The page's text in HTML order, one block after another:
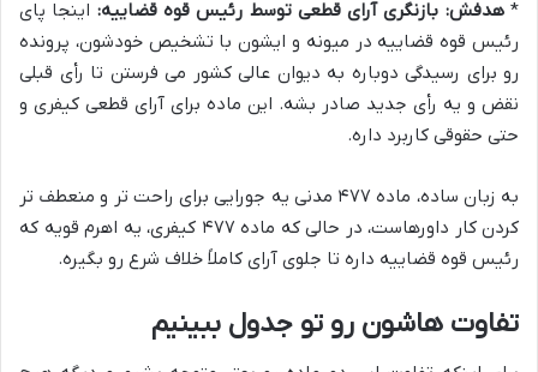
*هدفش: بازنگری آرای قطعی توسط رئیس قوه قضاییه: اینجا پای
رئیس قوه قضاییه در میونه و ایشون با تشخیص خودشون، پرونده
رو برای رسیدگی دوباره به دیوان عالی کشور می فرستن تا رأی قبلی
نقض و یه رأی جدید صادر بشه. این ماده برای آرای قطعی کیفری و
حتی حقوقی کاربرد داره.
به زبان ساده، ماده ۴۷۷ مدنی یه جورایی برای راحت تر و منعطف تر
کردن کار داورهاست، در حالی که ماده ۴۷۷ کیفری، یه اهرم قویه که
رئیس قوه قضاییه داره تا جلوی آرای کاملاً خلاف شرع رو بگیره.
تفاوت هاشون رو تو جدول ببینیم